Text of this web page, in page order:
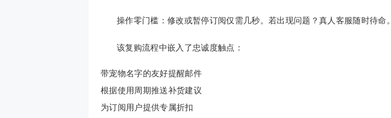
操作零门槛：修改或暂停订阅仅需几秒。若出现问题？真人客服随时待命。
该复购流程中嵌入了忠诚度触点：
带宠物名字的友好提醒邮件
根据使用周期推送补货建议
为订阅用户提供专属折扣